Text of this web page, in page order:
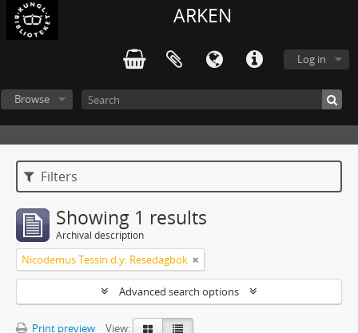
ARKEN
Log in
Browse
Filters
Showing 1 results
Archival description
Nicodemus Tessin d.y: Resedagbok
Advanced search options
Print preview
View: